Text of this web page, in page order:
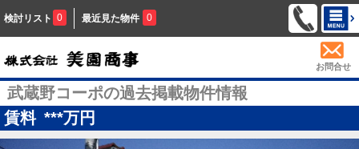
検討リスト 0 最近見た物件 0
お問合せ
武蔵野コーポの過去掲載物件情報
賃料 ***万円